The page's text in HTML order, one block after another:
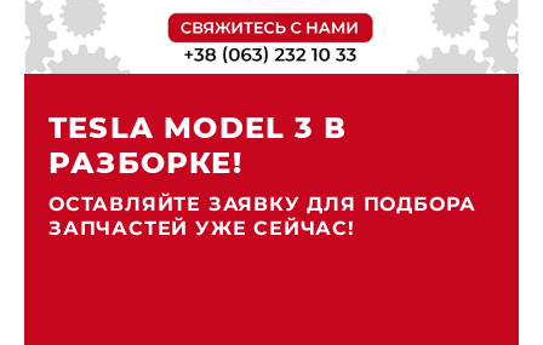
TESLA MODEL 3 В
РАЗБОРКЕ!
ОСТАВЛЯЙТЕ ЗАЯВКУ ДЛЯ ПОДБОРА
ЗАПЧАСТЕЙ УЖЕ СЕЙЧАС!